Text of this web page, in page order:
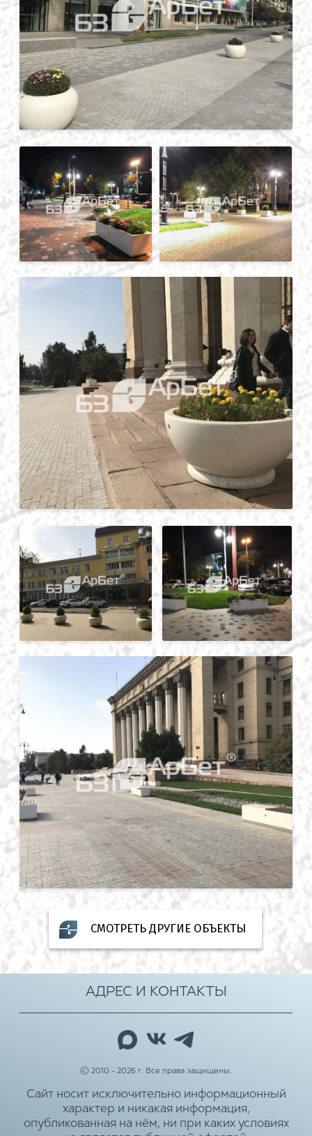
СМОТРЕТЬ ДРУГИЕ ОБЪЕКТЫ
© 2010 - 2026 г. Все права защищены.
Сайт носит исключительно информационный
характер и никакая информация,
опубликованная на нём, ни при каких условиях
АДРЕС И КОНТАКТЫ